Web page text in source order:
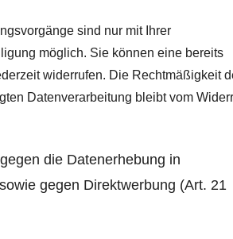
sind nur mit Ihrer
möglich. Sie können eine bereits
widerrufen. Die Rechtmäßigkeit
Datenverarbeitung bleibt vom
die Datenerhebung in
gegen Direktwerbung (Art. 21